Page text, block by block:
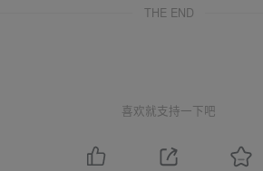
THE END
喜欢就支持一下吧